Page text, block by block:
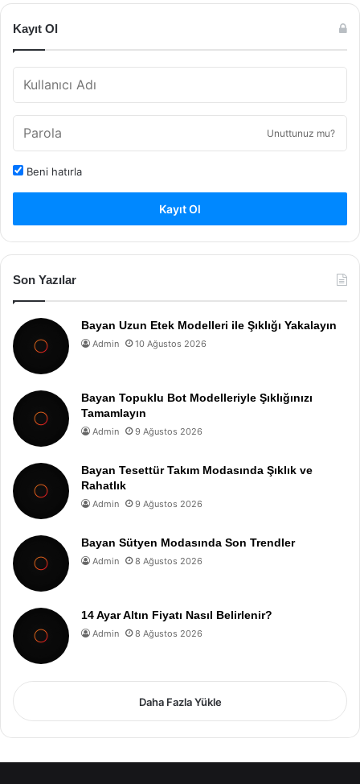
Kayıt Ol
Unuttunuz mu?
Beni hatırla
Kayıt Ol
Son Yazılar
Bayan Uzun Etek Modelleri ile Şıklığı Yakalayın
Admin 10 Ağustos 2026
Bayan Topuklu Bot Modelleriyle Şıklığınızı
Tamamlayın
Admin 9 Ağustos 2026
Bayan Tesettür Takım Modasında Şıklık ve
Rahatlık
Admin 9 Ağustos 2026
Bayan Sütyen Modasında Son Trendler
Admin 8 Ağustos 2026
14 Ayar Altın Fiyatı Nasıl Belirlenir?
Admin 8 Ağustos 2026
Daha Fazla Yükle